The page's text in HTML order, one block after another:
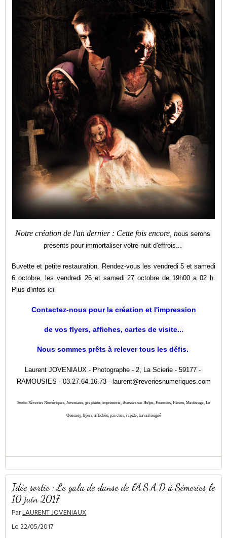
Notre création de l'an dernier : Cette fois encore, nous serons
présents pour immortaliser votre nuit d'effrois...
Buvette et petite restauration. Rendez-vous les vendredi 5 et samedi
6 octobre, les vendredi 26 et samedi 27 octobre de 19h00 a 02 h.
Plus d'infos ici
Contactez-nous pour la création et l'impression
de vos flyers, affiches, cartes de visite...
Nous sommes prêts à relever tous les défis.
Laurent JOVENIAUX - Photographe - 2, La Scierie - 59177 -
RAMOUSIES - 03.27.64.16.73 - laurent@reveriesnumeriques.com
Studio Rêveries Numériques, Joveniaux, graphiste, imprimerie, Avesnes sur Helpe, Fourmies, Hirson, Maubeuge, Le
Quesnoy, flyers, affiches, pas cher, rapide, travail soigné
Idée sortie : Le gala de danse de l'A.S.A.D à Sémeries le
10 juin 2017
ParLAURENT JOVENIAUX
Le 22/05/2017